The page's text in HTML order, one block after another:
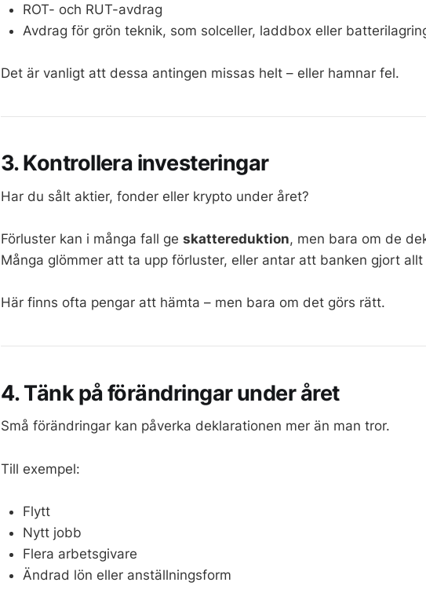
ROT- och RUT-avdrag
Avdrag för grön teknik, som solceller, laddbox eller
Det är vanligt att dessa antingen missas helt – eller hamnar fel.
3. Kontrollera investeringar
Har du sålt aktier, fonder eller krypto under året?
Förluster kan i många fall ge skattereduktion, men bara om de
Många glömmer att ta upp förluster, eller antar att banken gjort
Här finns ofta pengar att hämta – men bara om det görs rätt.
4. Tänk på förändringar under året
Små förändringar kan påverka deklarationen mer än man tror.
Till exempel:
Flytt
Nytt jobb
Flera arbetsgivare
Ändrad lön eller anställningsform